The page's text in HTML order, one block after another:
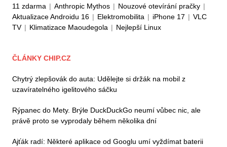
11 zdarma | Anthropic Mythos | Nouzové otevírání pračky |
Aktualizace Androidu 16 | Elektromobilita | iPhone 17 | VLC
TV | Klimatizace Maoudegola | Nejlepší Linux
ČLÁNKY CHIP.CZ
Chytrý zlepšovák do auta: Udělejte si držák na mobil z
uzavíratelného igelitového sáčku
Rýpanec do Mety. Brýle DuckDuckGo neumí vůbec nic, ale
právě proto se vyprodaly během několika dní
Ajťák radí: Některé aplikace od Googlu umí vyždímat baterii